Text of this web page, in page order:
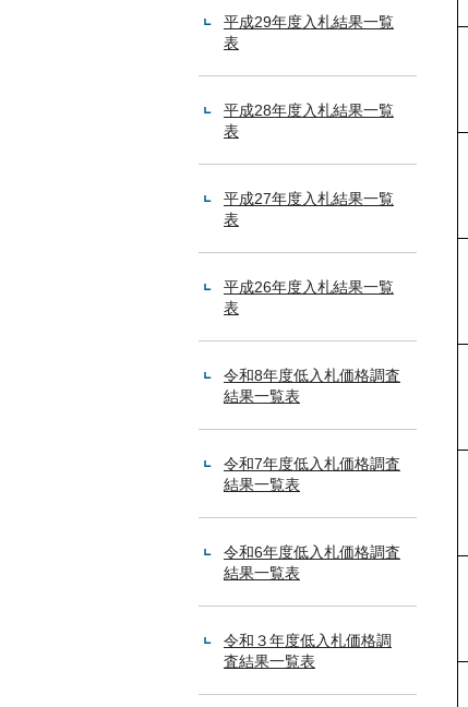
平成29年度入札結果一覧
表
平成28年度入札結果一覧
表
平成27年度入札結果一覧
表
平成26年度入札結果一覧
表
令和8年度低入札価格調査
結果一覧表
令和7年度低入札価格調査
結果一覧表
令和6年度低入札価格調査
結果一覧表
令和３年度低入札価格調
査結果一覧表